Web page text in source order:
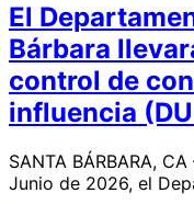
El
Bárbara
control de
influencia
SANTA BÁRBARA,
Junio de 2026, el